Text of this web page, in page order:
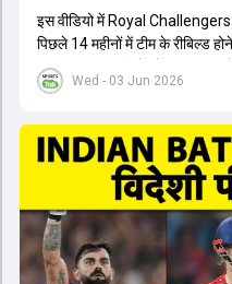
Wed - 03 Jun 2026
इस वीडियो में Royal
पिछले 14 महीनों में टीम के रीबिल्ड
अपनी पुरानी गलतियों को स्वीकार
मैनेजमेंट में Mo Bobat, Andy
के तहत Bhuvneshwar Kumar,
जैसे भारतीय खिलाड़ियों को टीम में
किया। इसके अलावा, Virat Kohli
अब टीम के युवा खिलाड़ियों के साथ
Patidar के नेतृत्व में टीम का
मैनेजमेंट तक, सभी एक ही पेज पर
होता। यही कारण है कि RCB ने